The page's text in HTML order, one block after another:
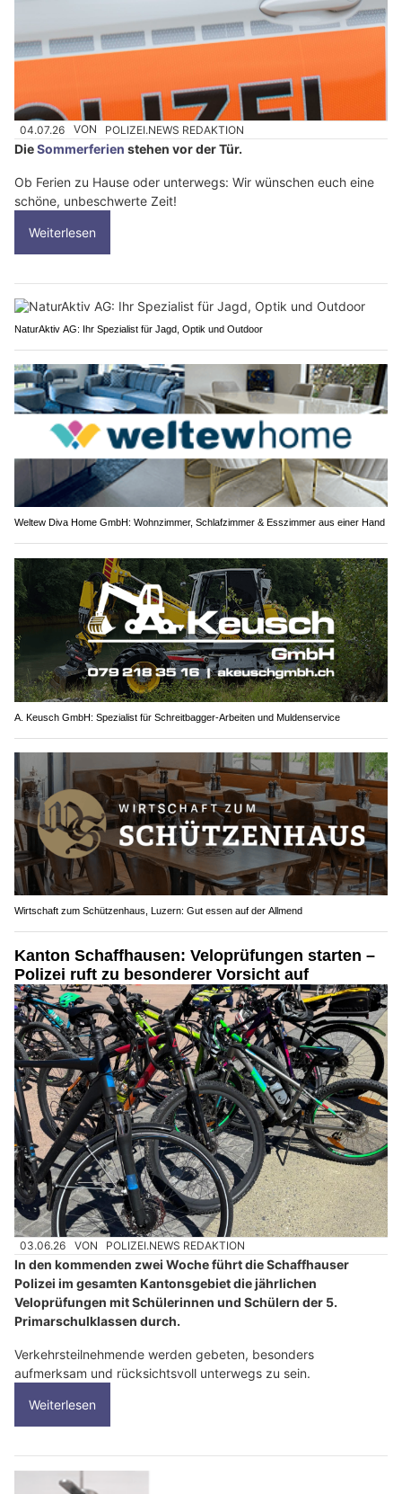
04.07.26 VON POLIZEI.NEWS REDAKTION
DieSommerferien stehen vor der Tür.
Ob Ferien zu Hause oder unterwegs: Wir wünschen euch eine
schöne, unbeschwerte Zeit!
Weiterlesen
NaturAktiv AG: Ihr Spezialist für Jagd, Optik und Outdoor
Weltew Diva Home GmbH: Wohnzimmer, Schlafzimmer & Esszimmer aus einer Hand
A. Keusch GmbH: Spezialist für Schreitbagger-Arbeiten und Muldenservice
Wirtschaft zum Schützenhaus, Luzern: Gut essen auf der Allmend
Kanton Schaffhausen: Veloprüfungen starten –
Polizei ruft zu besonderer Vorsicht auf
03.06.26 VON POLIZEI.NEWS REDAKTION
In den kommenden zwei Woche führt die Schaffhauser
Polizei im gesamten Kantonsgebiet die jährlichen
Veloprüfungen mit Schülerinnen und Schülern der 5.
Primarschulklassen durch.
Verkehrsteilnehmende werden gebeten, besonders
aufmerksam und rücksichtsvoll unterwegs zu sein.
Weiterlesen